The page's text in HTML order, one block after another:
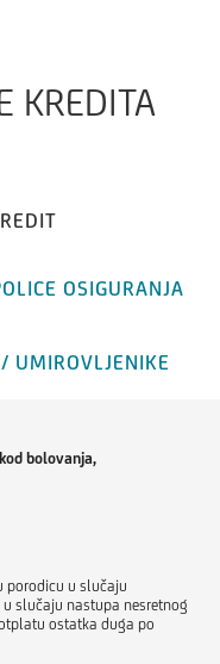
KREDITA
OSIGURANJA
UMIROVLJENIKE
bolovanja,
porodicu u slučaju
slučaju nastupa nesretnog
ostatka duga po